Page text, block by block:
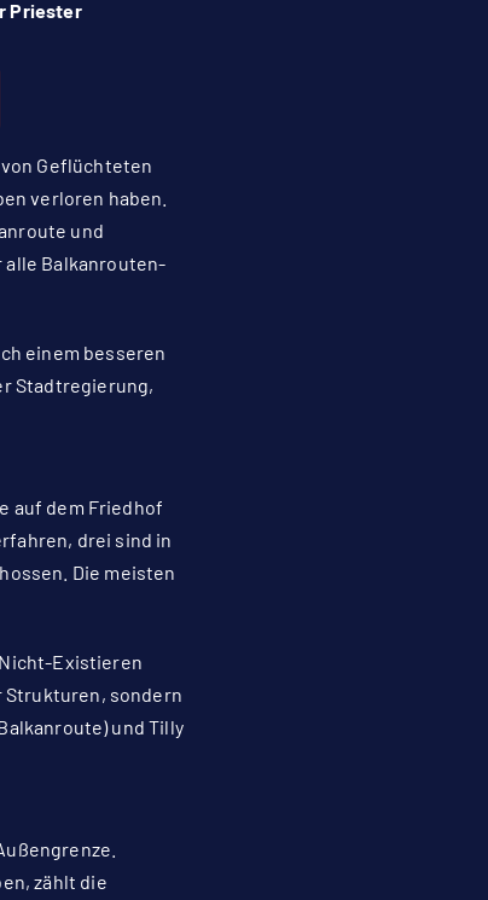
Priester
Geflüchteten
verloren haben.
und
alle Balkanrouten-
einem besseren
Stadtregierung,
auf dem Friedhof
drei sind in
Die meisten
Nicht-Existieren
Strukturen, sondern
und Tilly
zählt die